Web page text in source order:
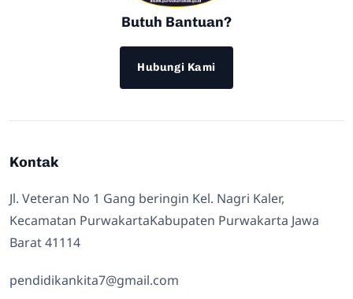
Butuh Bantuan?
Hubungi Kami
Kontak
Jl. Veteran No 1 Gang beringin Kel. Nagri Kaler,
Kecamatan PurwakartaKabupaten Purwakarta Jawa
Barat 41114
pendidikankita7@gmail.com